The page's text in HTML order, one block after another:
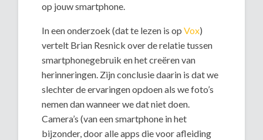
op jouw smartphone.
In een onderzoek (dat te lezen is opVox)
vertelt Brian Resnick over de relatie tussen
smartphonegebruik en het creëren van
herinneringen. Zijn conclusie daarin is dat we
slechter de ervaringen opdoen als we foto’s
nemen dan wanneer we dat niet doen.
Camera’s (van een smartphone in het
bijzonder, door alle apps die voor afleiding